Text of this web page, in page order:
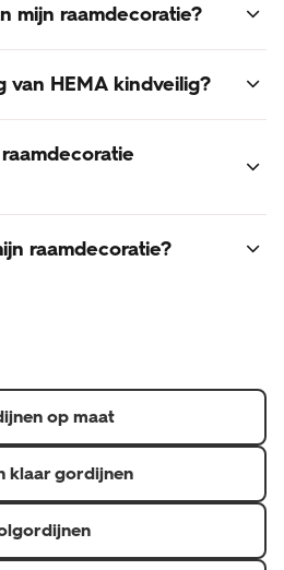
mijn raamdecoratie?
een levertijd van 3 - 6
van HEMA kindveilig?
HEMA voldoet aan de laatst
gemaakte raamdecoratie is
is een op maat
de klantenservice via 020
raamdecoratie?
op materiaal- en
maat maken van gordijnen).
op maat
klaar gordijnen